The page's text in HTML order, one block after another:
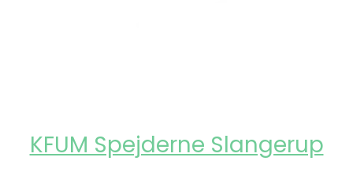
KFUM Spejderne Slangerup